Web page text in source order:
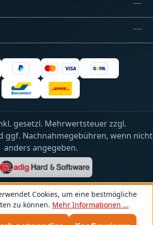
gesetzl. Mehrwertsteuer zzgl.
ggf. Nachnahmegebühren, wenn nicht
anders angegeben.
Cookies, um eine bestmögliche
zu können. Mehr Informationen ...